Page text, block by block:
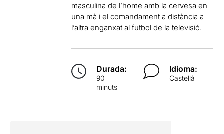
masculina de l’home amb la cervesa en
una mà i el comandament a distància a
l’altra enganxat al futbol de la televisió.
Durada:
90
minuts
Idioma:
Castellà